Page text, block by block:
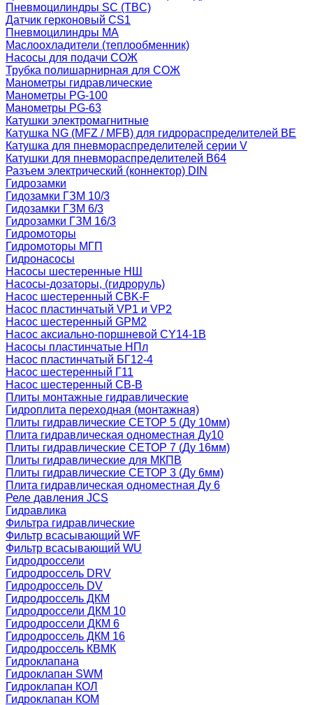
Пневмоцилиндры SC (TBC)
Датчик герконовый CS1
Пневмоцилиндры MA
Маслоохладители (теплообменник)
Насосы для подачи СОЖ
Трубка полишарнирная для СОЖ
Манометры гидравлические
Манометры PG-100
Манометры PG-63
Катушки электромагнитные
Катушка NG (MFZ / MFB) для гидрораспределителей ВЕ
Катушка для пневмораспределителей серии V
Катушки для пневмораспределителей В64
Разъем электрический (коннектор) DIN
Гидрозамки
Гидозамки ГЗМ 10/3
Гидозамки ГЗМ 6/3
Гидрозамки ГЗМ 16/3
Гидромоторы
Гидромоторы МГП
Гидронасосы
Насосы шестеренные НШ
Насосы-дозаторы, (гидроруль)
Насос шестеренный CBK-F
Насос пластинчатый VP1 и VP2
Насос шестеренный GPM2
Насос аксиально-поршневой CY14-1B
Насосы пластинчатые НПл
Насос пластинчатый БГ12-4
Насос шестеренный Г11
Насос шестеренный СВ-В
Плиты монтажные гидравлические
Гидроплита переходная (монтажная)
Плиты гидравлические СЕТОР 5 (Ду 10мм)
Плита гидравлическая одноместная Ду10
Плиты гидравлические СЕТОР 7 (Ду 16мм)
Плиты гидравлические для МКПВ
Плиты гидравлические СЕТОР 3 (Ду 6мм)
Плита гидравлическая одноместная Ду 6
Реле давления JCS
Гидравлика
Фильтра гидравлические
Фильтр всасывающий WF
Фильтр всасывающий WU
Гидродроссели
Гидродроссель DRV
Гидродроссель DV
Гидродроссель ДКМ
Гидродроссели ДКМ 10
Гидродроссели ДКМ 6
Гидродроссель ДКМ 16
Гидродроссель КВМК
Гидроклапана
Гидроклапан SWM
Гидроклапан КОЛ
Гидроклапан КОМ